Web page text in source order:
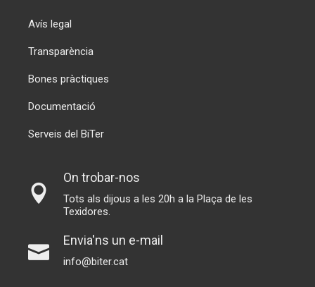
Avís legal
Transparència
Bones pràctiques
Documentació
Serveis del BiTer
On trobar-nos
Tots als dijous a les 20h a la Plaça de les
Texidores.
Envia'ns un e-mail
info@biter.cat